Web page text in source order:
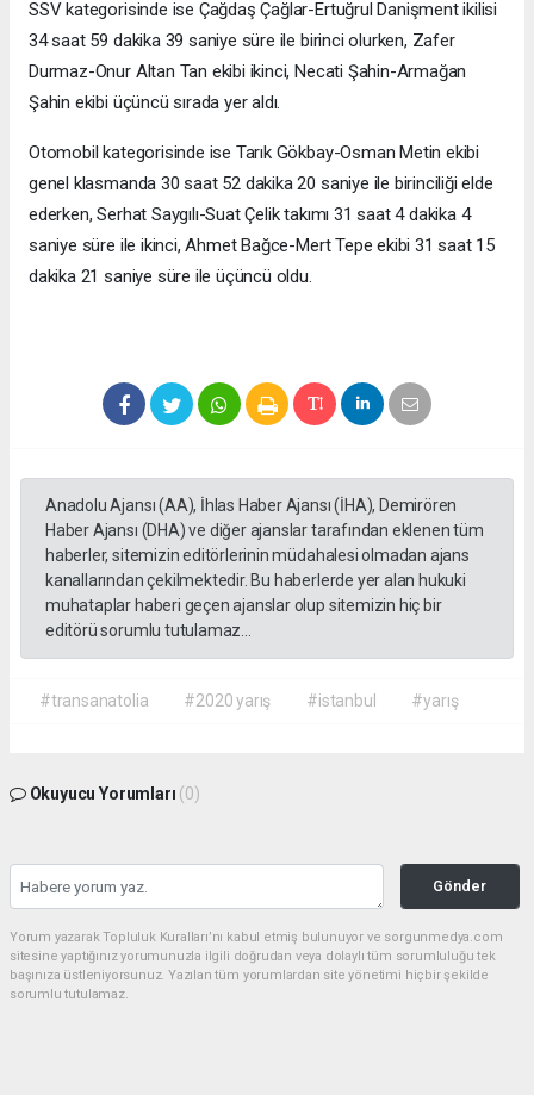
SSV kategorisinde ise Çağdaş Çağlar-Ertuğrul Danişment ikilisi
34 saat 59 dakika 39 saniye süre ile birinci olurken, Zafer
Durmaz-Onur Altan Tan ekibi ikinci, Necati Şahin-Armağan
Şahin ekibi üçüncü sırada yer aldı.
Otomobil kategorisinde ise Tarık Gökbay-Osman Metin ekibi
genel klasmanda 30 saat 52 dakika 20 saniye ile birinciliği elde
ederken, Serhat Saygılı-Suat Çelik takımı 31 saat 4 dakika 4
saniye süre ile ikinci, Ahmet Bağce-Mert Tepe ekibi 31 saat 15
dakika 21 saniye süre ile üçüncü oldu.
Anadolu Ajansı (AA), İhlas Haber Ajansı (İHA), Demirören
Haber Ajansı (DHA) ve diğer ajanslar tarafından eklenen tüm
haberler, sitemizin editörlerinin müdahalesi olmadan ajans
kanallarından çekilmektedir. Bu haberlerde yer alan hukuki
muhataplar haberi geçen ajanslar olup sitemizin hiç bir
editörü sorumlu tutulamaz...
#transanatolia #2020 yarış #istanbul #yarış
Okuyucu Yorumları (0)
Gönder
Yorum yazarak Topluluk Kuralları’nı kabul etmiş bulunuyor ve sorgunmedya.com
sitesine yaptığınız yorumunuzla ilgili doğrudan veya dolaylı tüm sorumluluğu tek
başınıza üstleniyorsunuz. Yazılan tüm yorumlardan site yönetimi hiçbir şekilde
sorumlu tutulamaz.